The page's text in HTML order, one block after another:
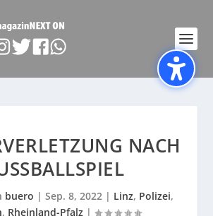
NACH
buero | Sep. 8, 2022| Linz, Polizei,
, Rheinland-Pfalz |